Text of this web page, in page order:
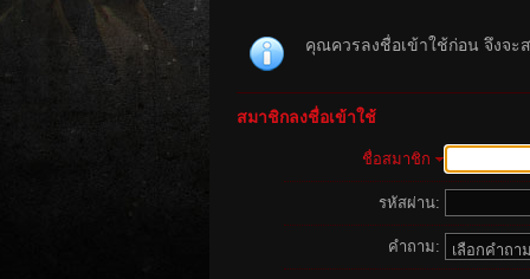
คุณควรลงชื่อเข้าใช้ก่อน จึงจะ
สมาชิกลงชื่อเข้าใช้
ชื่อสมาชิก
รหัสผ่าน:
คำถาม: